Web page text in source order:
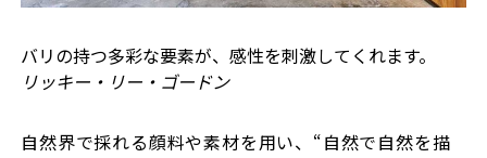
バリの持つ多彩な要素が、感性を刺激してくれます。
リッキー・リー・ゴードン
自然界で採れる顔料や素材を用い、“自然で自然を描